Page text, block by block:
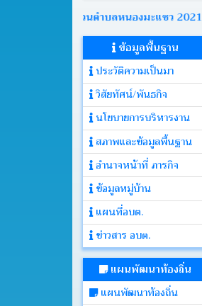
ส่วนตำบลหนองมะแซว 2021 ยินดีต้อนรับ
ข้อมูลพื้นฐาน
ประวัติความเป็นมา
วิสัยทัศน์/พันธกิจ
นโยบายการบริหารงาน
สภาพและข้อมูลพื้นฐาน
อำนาจหน้าที่ ภารกิจ
ข้อมูลหมู่บ้าน
แผนที่อบต.
ข่าวสาร อบต.
แผนพัฒนาท้องถิ่น
แผนพัฒนาท้องถิ่น